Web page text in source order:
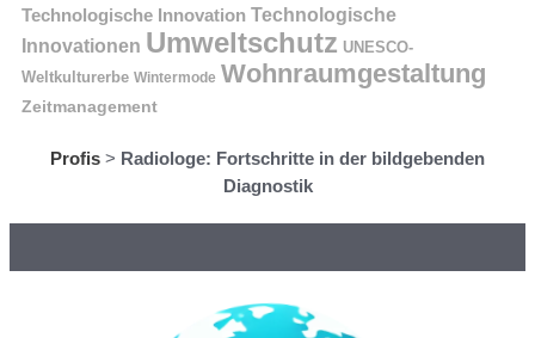
Technologische Innovation Technologische
Innovationen Umweltschutz UNESCO-
Weltkulturerbe Wintermode Wohnraumgestaltung
Zeitmanagement
Profis > Radiologe: Fortschritte in der bildgebenden
Diagnostik